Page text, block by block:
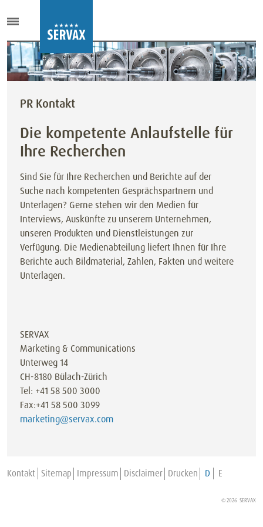
PR Kontakt
Die kompetente Anlaufstelle für
Ihre Recherchen
Sind Sie für Ihre Recherchen und Berichte auf der
Suche nach kompetenten Gesprächspartnern und
Unterlagen? Gerne stehen wir den Medien für
Interviews, Auskünfte zu unserem Unternehmen,
unseren Produkten und Dienstleistungen zur
Verfügung. Die Medienabteilung liefert Ihnen für Ihre
Berichte auch Bildmaterial, Zahlen, Fakten und weitere
Unterlagen.
SERVAX
Marketing & Communications
Unterweg 14
CH-8180 Bülach-Zürich
Tel: +41 58 500 3000
Fax:+41 58 500 3099
marketing@servax.com
Kontakt Sitemap Impressum Disclaimer Drucken D E
© 2026 SERVAX